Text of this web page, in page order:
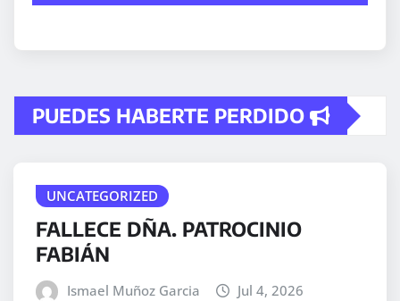
PUEDES HABERTE PERDIDO
UNCATEGORIZED
FALLECE DÑA. PATROCINIO
FABIÁN
Ismael Muñoz Garcia Jul 4, 2026